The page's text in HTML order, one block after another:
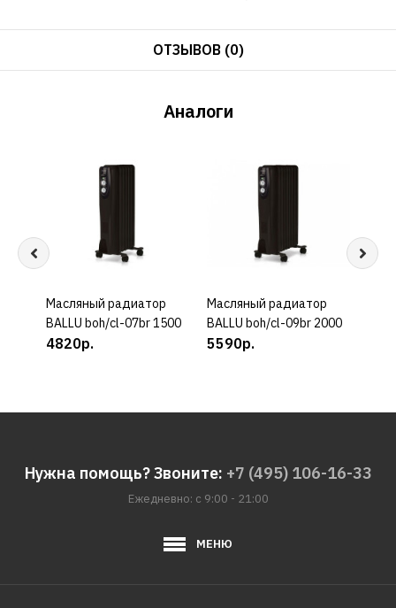
ОТЗЫВОВ (0)
Аналоги
КУПИТЬ
Масляный радиатор
BALLU boh/cl-07br 1500
4820р.
КУПИТЬ
Масляный радиатор
BALLU boh/cl-09br 2000
5590р.
Нужна помощь? Звоните: +7 (495) 106-16-33
Ежедневно: с 9:00 - 21:00
МЕНЮ